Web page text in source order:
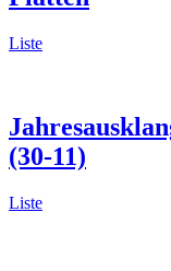
Liste
(30-11)
Liste